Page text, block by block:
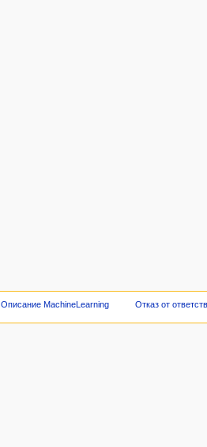
Описание MachineLearning Отказ от